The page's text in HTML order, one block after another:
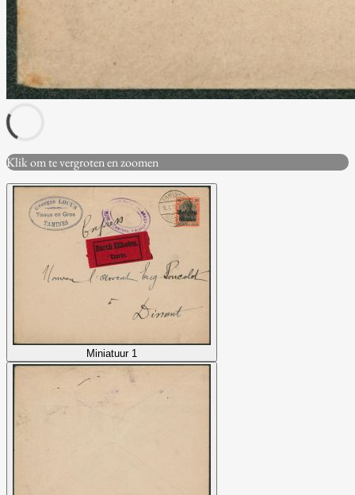
Klik om te vergroten en zoomen
Miniatuur 1